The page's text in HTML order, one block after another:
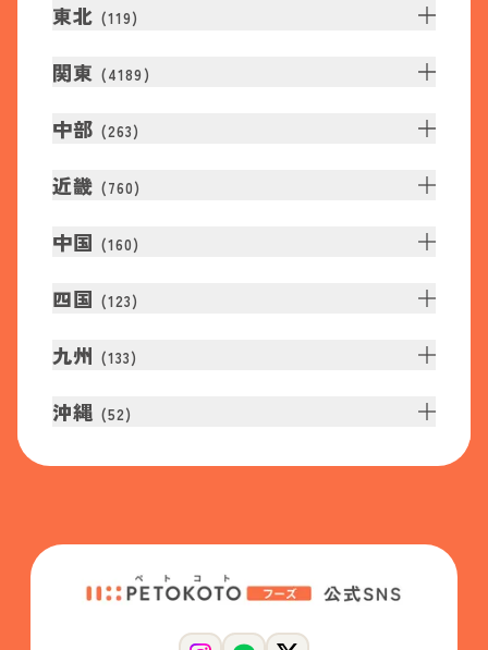
東北 (119)
関東 (4189 )
中部 (263)
近畿 (760)
中国 (160)
四国 (123)
九州 (133)
沖縄 (52)